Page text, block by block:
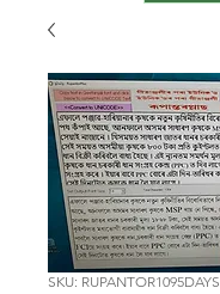
SKU: RUPANTOR1095DAYS